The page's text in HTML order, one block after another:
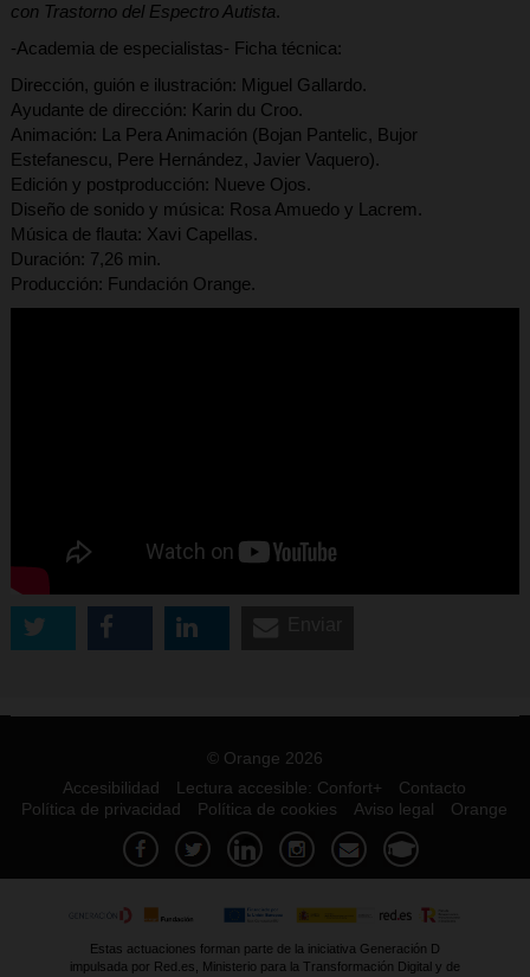
con Trastorno del Espectro Autista.
-Academia de especialistas- Ficha técnica:
Dirección, guión e ilustración: Miguel Gallardo.
Ayudante de dirección: Karin du Croo.
Animación: La Pera Animación (Bojan Pantelic, Bujor
Estefanescu, Pere Hernández, Javier Vaquero).
Edición y postproducción: Nueve Ojos.
Diseño de sonido y música: Rosa Amuedo y Lacrem.
Música de flauta: Xavi Capellas.
Duración: 7,26 min.
Producción: Fundación Orange.
© Orange 2026
Accesibilidad
Lectura accesible: Confort+
Contacto
Política de privacidad
Política de cookies Aviso legal Orange
Estas actuaciones forman parte de la iniciativa Generación D
impulsada por Red.es, Ministerio para la Transformación Digital y de